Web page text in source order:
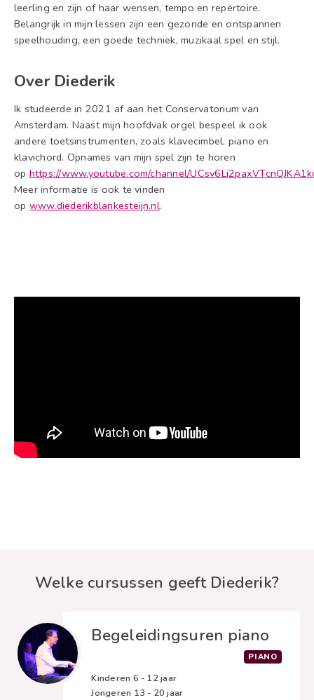
leerling en zijn of haar wensen, tempo en repertoire.
Belangrijk in mijn lessen zijn een gezonde en ontspannen
speelhouding, een goede techniek, muzikaal spel en stijl.
Over Diederik
Ik studeerde in 2021 af aan het Conservatorium van
Amsterdam. Naast mijn hoofdvak orgel bespeel ik ook
andere toetsinstrumenten, zoals klavecimbel, piano en
klavichord. Opnames van mijn spel zijn te horen
op https://www.youtube.com/channel/
Meer informatie is ook te vinden
op www.diederikblankesteijn.nl.
Welke cursussen geeft Diederik?
Begeleidingsuren piano
PIANO
Kinderen 6 - 12 jaar
Jongeren 13 - 20 jaar